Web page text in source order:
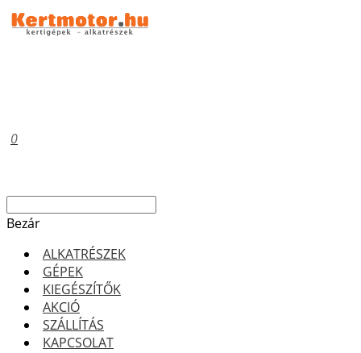
0
Bezár
ALKATRÉSZEK
GÉPEK
KIEGÉSZÍTŐK
AKCIÓ
SZÁLLÍTÁS
KAPCSOLAT